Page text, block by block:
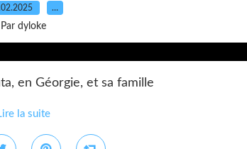
…
Par dyloke
en Géorgie, et sa famille
la suite